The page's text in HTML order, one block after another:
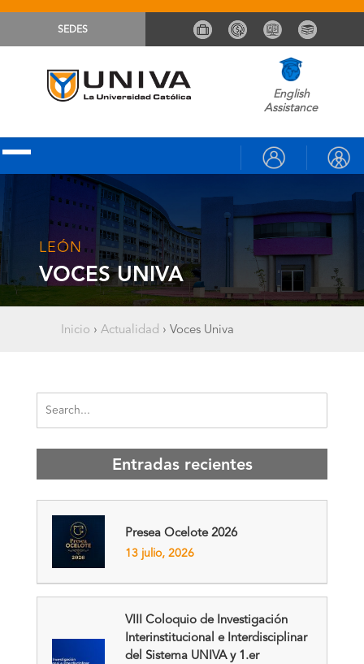
SEDES
English
Assistance
LEÓN
VOCES UNIVA
Inicio › Actualidad › Voces Univa
Entradas recientes
Presea Ocelote 2026
13 julio, 2026
VIII Coloquio de Investigación
Interinstitucional e Interdisciplinar
del Sistema UNIVA y 1.er